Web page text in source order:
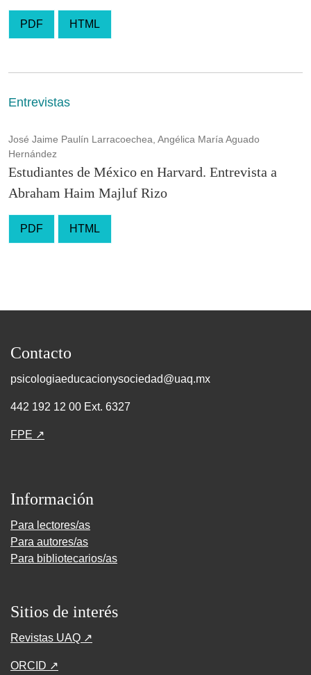
PDF HTML
Entrevistas
José Jaime Paulín Larracoechea, Angélica María Aguado
Hernández
Estudiantes de México en Harvard. Entrevista a
Abraham Haim Majluf Rizo
PDF HTML
Contacto
psicologiaeducacionysociedad@uaq.mx
442 192 12 00 Ext. 6327
FPE ↗
Información
Para lectores/as
Para autores/as
Para bibliotecarios/as
Sitios de interés
Revistas UAQ ↗
ORCID ↗